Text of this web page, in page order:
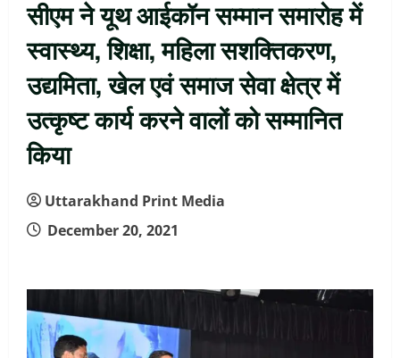
सीएम ने यूथ आईकॉन सम्मान समारोह में
स्वास्थ्य, शिक्षा, महिला सशक्तिकरण,
उद्यमिता, खेल एवं समाज सेवा क्षेत्र में
उत्कृष्ट कार्य करने वालों को सम्मानित
किया
Uttarakhand Print Media
December 20, 2021